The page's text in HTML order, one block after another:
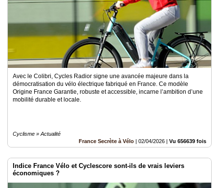
Avec le Colibri, Cycles Radior signe une avancée majeure dans la
démocratisation du vélo électrique fabriqué en France. Ce modèle
Origine France Garantie, robuste et accessible, incarne l’ambition d’une
mobilité durable et locale.
Cyclisme » Actualité
France Secrète à Vélo | 02/04/2026 | Vu 656639 fois
Indice France Vélo et Cyclescore sont-ils de vrais leviers
économiques ?